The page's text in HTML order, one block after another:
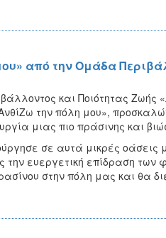
από την Ομάδα
και Ποιότητας Ζωής
την πόλη μου»,
μιας πιο πράσινης και
σε αυτά μικρές
ευεργετική επίδραση των
στην πόλη μας και θα